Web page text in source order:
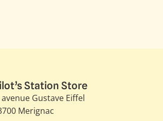
Station Store
avenue Gustave Eiffel​
Merignac